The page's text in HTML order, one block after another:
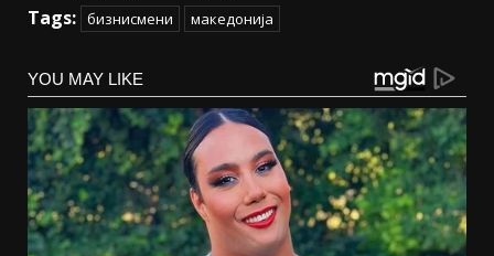
Tags: бизнисмени македонија